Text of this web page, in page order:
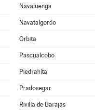
Navaluenga
Navatalgordo
Orbita
Pascualcobo
Piedrahíta
Pradosegar
Rivilla de Barajas